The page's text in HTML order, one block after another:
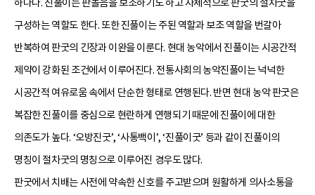
하나다. 진풀이는 판놀음을 보조하기도 하고 자체적으로 판굿의 절차굿을
구성하는 역할도 한다. 또한 진풀이는 주된 역할과 보조 역할을 번갈아
반복하여 판굿의 긴장과 이완을 이룬다. 현대 농악에서 진풀이는 시공간적
제약이 강화된 조건에서 이루어진다. 전통사회의 농악진풀이는 넉넉한
시공간적 여유로움 속에서 단순한 형태로 연행된다. 반면 현대 농악 판굿은
복잡한 진풀이를 중심으로 현란하게 연행되기 때문에 진풀이에 대한
의존도가 높다. ‘오방진굿’, ‘사통백이’, ‘진풀이굿’ 등과 같이 진풀이의
명칭이 절차굿의 명칭으로 이루어진 경우도 많다.
판굿에서 치배는 사전에 약속한 신호를 주고받으며 원활하게 의사소통을